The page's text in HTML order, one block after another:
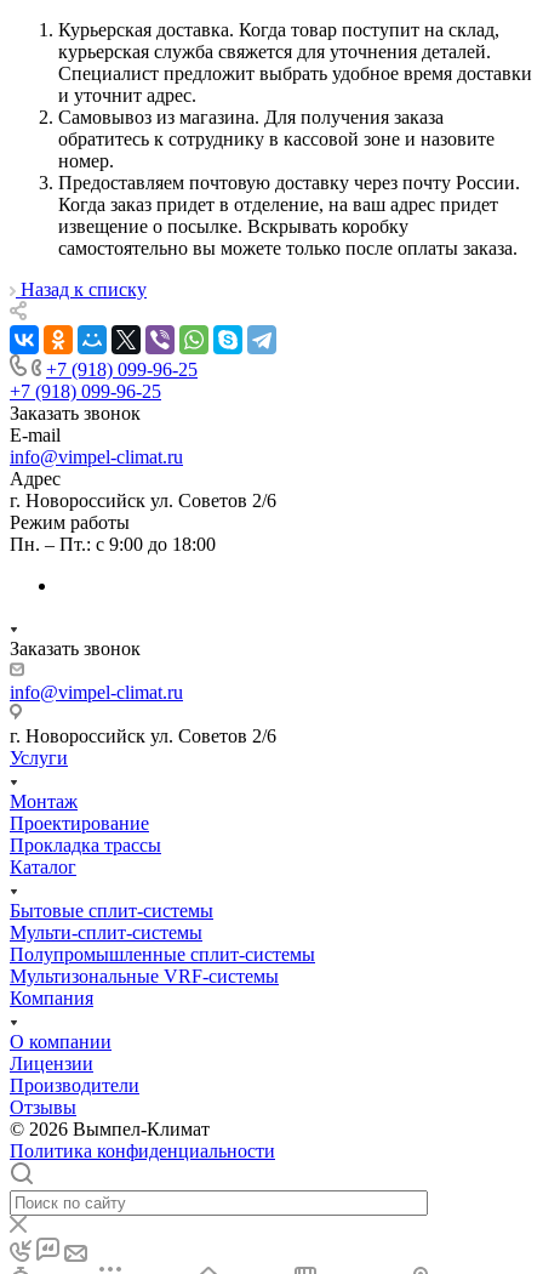
Курьерская доставка. Когда товар поступит на склад,
курьерская служба свяжется для уточнения деталей.
Специалист предложит выбрать удобное время доставки
и уточнит адрес.
Самовывоз из магазина. Для получения заказа
обратитесь к сотруднику в кассовой зоне и назовите
номер.
Предоставляем почтовую доставку через почту России.
Когда заказ придет в отделение, на ваш адрес придет
извещение о посылке. Вскрывать коробку
самостоятельно вы можете только после оплаты заказа.
Назад к списку
+7 (918) 099-96-25
+7 (918) 099-96-25
Заказать звонок
E-mail
info@vimpel-climat.ru
Адрес
г. Новороссийск ул. Советов 2/6
Режим работы
Пн. – Пт.: с 9:00 до 18:00
Заказать звонок
info@vimpel-climat.ru
г. Новороссийск ул. Советов 2/6
Услуги
Монтаж
Проектирование
Прокладка трассы
Каталог
Бытовые сплит-системы
Мульти-сплит-системы
Полупромышленные сплит-системы
Мультизональные VRF-системы
Компания
О компании
Лицензии
Производители
Отзывы
© 2026 Вымпел-Климат
Политика конфиденциальности